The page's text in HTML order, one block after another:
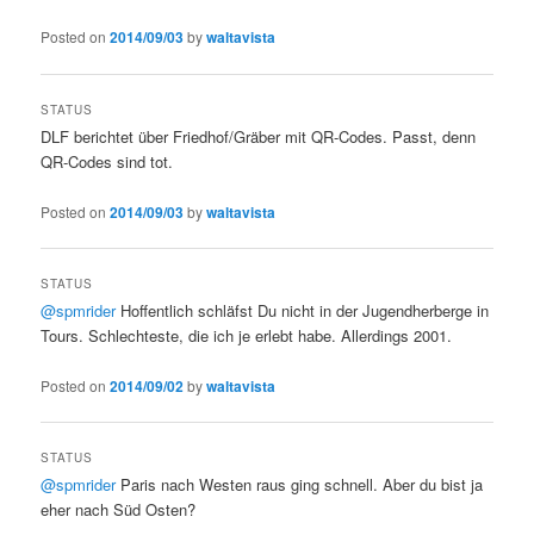
Posted on2014/09/03bywaltavista
STATUS
DLF berichtet über Friedhof/Gräber mit QR-Codes. Passt, denn
QR-Codes sind tot.
Posted on2014/09/03bywaltavista
STATUS
@spmriderHoffentlich schläfst Du nicht in der Jugendherberge in
Tours. Schlechteste, die ich je erlebt habe. Allerdings 2001.
Posted on2014/09/02bywaltavista
STATUS
@spmriderParis nach Westen raus ging schnell. Aber du bist ja
eher nach Süd Osten?